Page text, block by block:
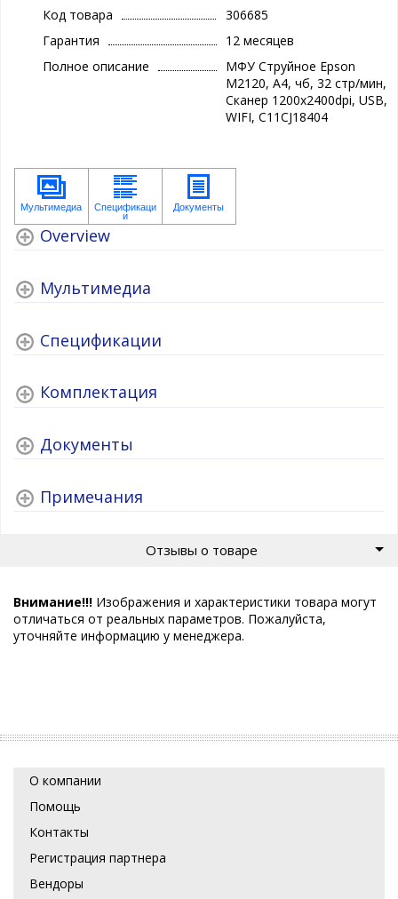
Код товара
306685
Гарантия
12 месяцев
Полное описание
МФУ Струйное Epson
M2120, А4, чб, 32 стр/мин,
Сканер 1200x2400dpi, USB,
WIFI, C11CJ18404
Overview
Мультимедиа
Спецификации
Комплектация
Документы
Примечания
Отзывы о товаре
Внимание!!! Изображения и характеристики товара могут
отличаться от реальных параметров. Пожалуйста,
уточняйте информацию у менеджера.
О компании
Помощь
Контакты
Регистрация партнера
Вендоры